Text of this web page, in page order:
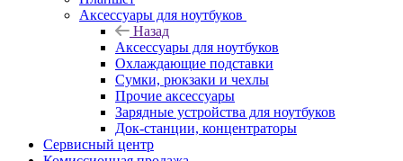
Аксессуары для ноутбуков
Назад
Аксессуары для ноутбуков
Охлаждающие подставки
Сумки, рюкзаки и чехлы
Прочие аксессуары
Зарядные устройства для ноутбуков
Док-станции, концентраторы
Сервисный центр